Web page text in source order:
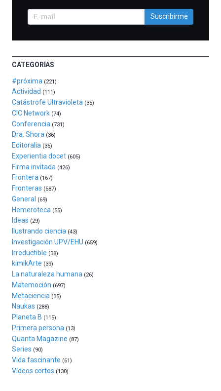
celebración
la
edición
Bilbo
Zientzia
Plaza
(BZP),
un
llenará
la
ciudad
de
monólogos,
exposiciones,
conferencias,
docufórums
y
espectáculos
del
16
de
septiembre
al
4
de
octubre.
La
iniciativa,
organizada
Suscribirme
CATEGORÍAS
#próxima (221)
Actividad (111)
Catástrofe Ultravioleta (35)
CIC Network (74)
Conferencia (731)
Dra. Shora (36)
Editoralia (35)
Experientia docet (605)
Firma invitada (426)
Frontera (167)
Fronteras (587)
General (69)
Hemeroteca (55)
Ideas (29)
Ilustrando ciencia (43)
Investigación UPV/EHU (659)
Irreductible (38)
kimikArte (39)
La naturaleza humana (26)
Matemoción (697)
Metaciencia (35)
Naukas (288)
Planeta B (115)
Primera persona (13)
Quanta Magazine (87)
Series (90)
Vida fascinante (61)
Vídeos cortos (130)